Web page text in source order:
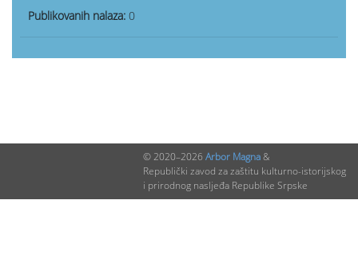
Publikovanih nalaza: 0
© 2020–2026 Arbor Magna&
Republički zavod za zaštitu kulturno-istorijskog
i prirodnog nasljeđa Republike Srpske